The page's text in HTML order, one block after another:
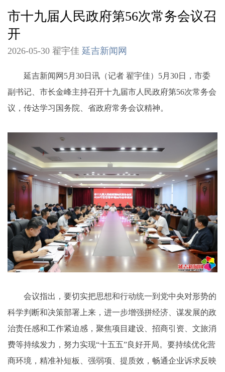
市十九届人民政府第56次常务会议召
开
2026-05-30 翟宇佳 延吉新闻网
延吉新闻网5月30日讯（记者 翟宇佳）5月30日，市委
副书记、市长金峰主持召开十九届市人民政府第56次常务会
议，传达学习国务院、省政府常务会议精神。
会议指出，要切实把思想和行动统一到党中央对形势的
科学判断和决策部署上来，进一步增强拼经济、谋发展的政
治责任感和工作紧迫感，聚焦项目建设、招商引资、文旅消
费等持续发力，努力实现“十五五”良好开局。要持续优化营
商环境，精准补短板、强弱项、提质效，畅通企业诉求反映